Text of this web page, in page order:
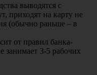
выводятся с
приходят на карту не
(обычно раньше – в
от правил банка-
занимает 3-5 рабочих